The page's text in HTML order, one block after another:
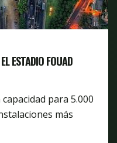
ESTADIO FOUAD
para 5.000
más